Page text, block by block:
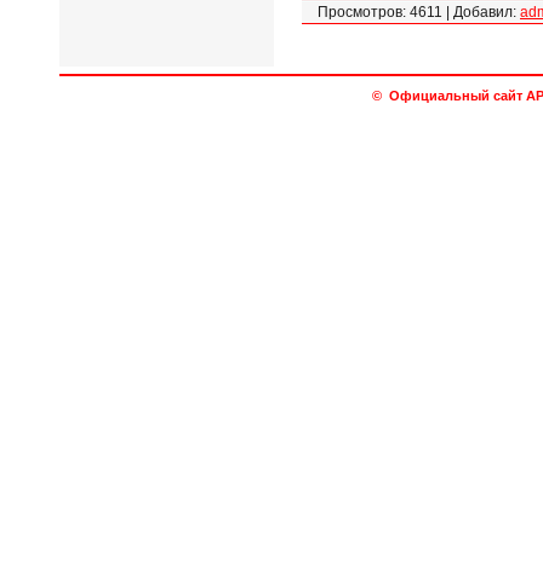
Просмотров: 4611 | Добавил:
© Официальный сайт